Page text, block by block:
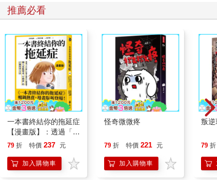
推薦必看
一本書終結你的拖延症
【漫畫版】：透過「小
行動」打開大腦的行動
「行動派」的37個科
學方法
79 折 特價 237 元
加入購物車
怪奇微微疼
79 折 特價 221 元
加入購物車
叛逆
79 折